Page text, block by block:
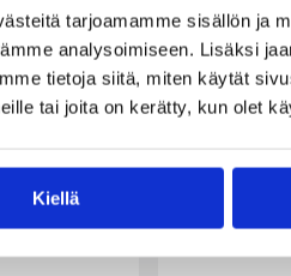
tarjoamamme sisällön ja
analysoimiseen. Lisäksi
tietoja siitä, miten käytät
tai joita on kerätty, kun olet
Kiellä
Katsojat
I